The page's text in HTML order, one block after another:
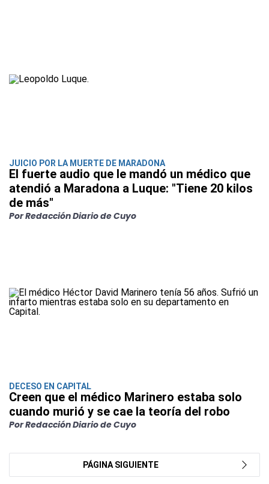
JUICIO POR LA MUERTE DE MARADONA
El fuerte audio que le mandó un médico que
atendió a Maradona a Luque: "Tiene 20 kilos
de más"
Por Redacción Diario de Cuyo
DECESO EN CAPITAL
Creen que el médico Marinero estaba solo
cuando murió y se cae la teoría del robo
Por Redacción Diario de Cuyo
PÁGINA SIGUIENTE